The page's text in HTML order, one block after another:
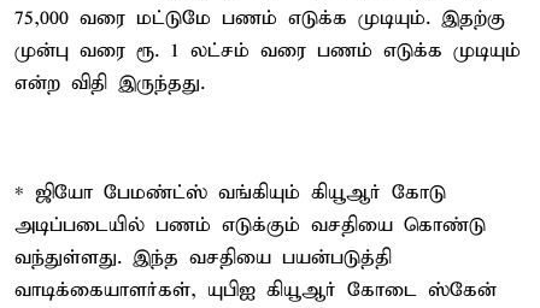
75,000 வரை மட்டுமே பணம் எடுக்க முடியும். இதற்கு
முன்பு வரை ரூ. 1 லட்சம் வரை பணம் எடுக்க முடியும்
என்ற விதி இருந்தது.
* ஜியோ பேமண்ட்ஸ் வங்கியும் கியூஆர் கோடு
அடிப்படையில் பணம் எடுக்கும் வசதியை கொண்டு
வந்துள்ளது. இந்த வசதியை பயன்படுத்தி
வாடிக்கையாளர்கள், யுபிஐ கியூஆர் கோடை ஸ்கேன்